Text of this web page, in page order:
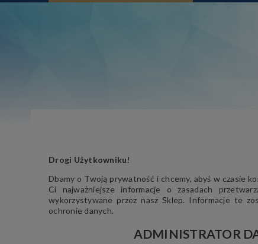
Drogi Użytkowniku!
Dbamy o Twoją prywatność i chcemy, abyś w czasie
Ci najważniejsze informacje o zasadach
wykorzystywane przez nasz Sklep. Informacje te
ochronie danych.
ADMINISTRATOR